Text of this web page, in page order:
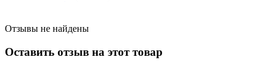
Отзывы не найдены
Оставить отзыв на этот товар